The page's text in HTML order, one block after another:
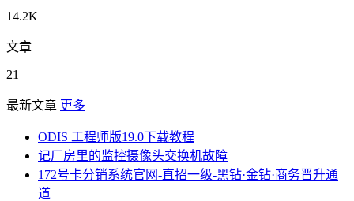
14.2K
文章
21
最新文章 更多
ODIS 工程师版19.0下载教程
记厂房里的监控摄像头交换机故障
172号卡分销系统官网-直招一级-黑钻·金钻·商务晋升通
道